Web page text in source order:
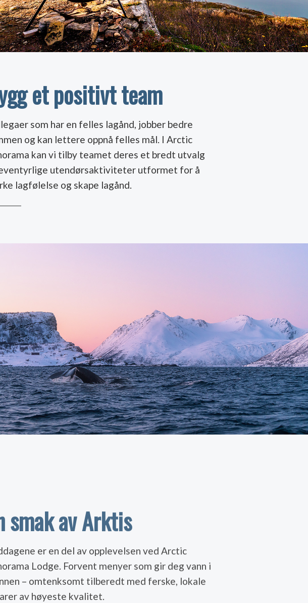
et positivt team
som har en felles lagånd, jobber bedre
og kan lettere oppnå felles mål. I Arctic
kan vi tilby teamet deres et bredt utvalg
utendørsaktiviteter utformet for å
lagfølelse og skape lagånd.
smak av Arktis
er en del av opplevelsen ved Arctic
Lodge. Forvent menyer som gir deg vann i
– omtenksomt tilberedt med ferske, lokale
av høyeste kvalitet.